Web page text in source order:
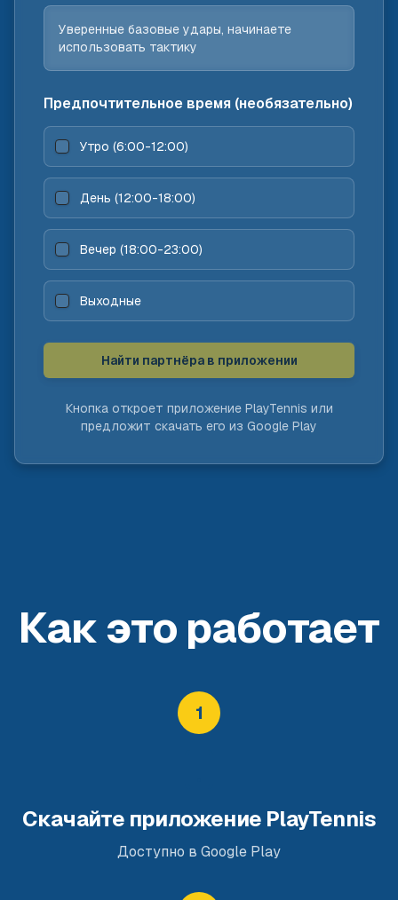
Уверенные базовые удары, начинаете
использовать тактику
Предпочтительное время (необязательно)
Утро (6:00-12:00)
День (12:00-18:00)
Вечер (18:00-23:00)
Выходные
Найти партнёра в приложении
Кнопка откроет приложение PlayTennis или
предложит скачать его из Google Play
Как это работает
1
Скачайте приложение PlayTennis
Доступно в Google Play